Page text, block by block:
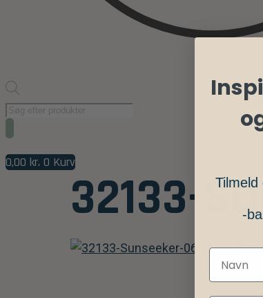
Products
0,00 kr. 0 Kurv
32133-
-